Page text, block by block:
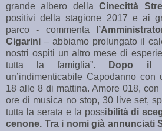
grande albero dellaCinecittà
positivi della stagione 2017 e ai
parco - commenta
Cigarini – abbiamo prolungato il
nostri ospiti un altro mese di
tutta la famiglia”.
Dopo il
un’indimenticabile Capodanno
18 alle 8 di mattina. Amore 018,
ore di musica no stop, 30 live set,
tutta la serata e la possi bilità di
cenone. Tra i nomi già annunciati